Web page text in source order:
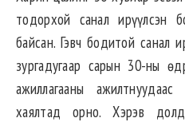
тодорхой санал ирүүлсэн
байсан. Гэвч бодитой санал
зургадугаар сарын 30-ны
ажиллагааны
хаялтад орно. Хэрэв